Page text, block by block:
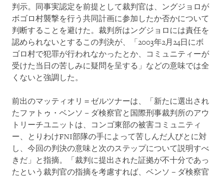
判示。同事実認定を前提として裁判官は、ングジョロが
ボゴロ村襲撃を行う共同計画に参加したか否かについて
判断することを避けた。裁判所はングジョロには責任を
認められないとするこの判決が、「2003年2月24日にボ
ゴロ村で犯罪が行われなかったとか、コミュニティーが
受けた当日の苦しみに疑問を呈する」などの意味では全
くないと強調した。
前出のマッティオリ＝ゼルツナーは、「新たに選出され
たファトゥ・ベンソ－ダ検察官と国際刑事裁判所のアウ
トリーチユニットは、コンゴ東部の被害コミュニティ
ー、とりわけFNI部隊の手によって苦しんだ人びとに対
し、今回の判決の意味と次のステップについて説明すべ
きだ」と指摘。「裁判に提出された証拠が不十分であっ
たという裁判官の指摘を考慮すれば、ベンソ－ダ検察官